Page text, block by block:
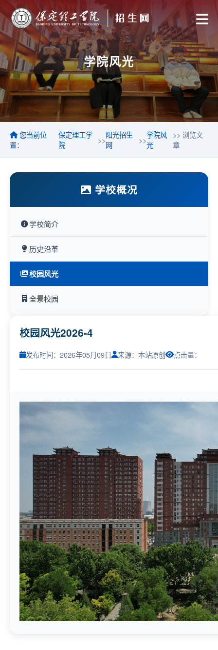
学院风光
您当前位
置：
保定理工学
院
>>阳光招生
网
>>学院风
光
>> 浏览文
章
学校概况
学校简介
历史沿革
校园风光
全景校园
校园风光2026-4
发布时间：2026年05月09日 来源：本站原创 点击量：